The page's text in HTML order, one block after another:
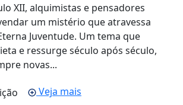
XII, alquimistas e pensadores
um mistério que atravessa
Juventude. Um tema que
e ressurge século após século,
novas...
Veja mais